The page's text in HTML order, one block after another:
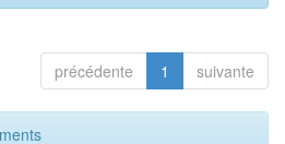
précédente 1 suivante